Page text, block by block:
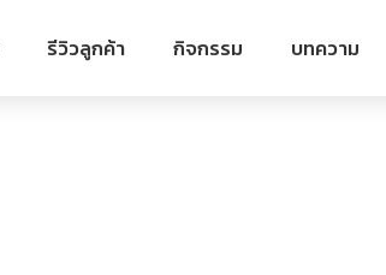
รีวิวลูกค้า กิจกรรม บทความ